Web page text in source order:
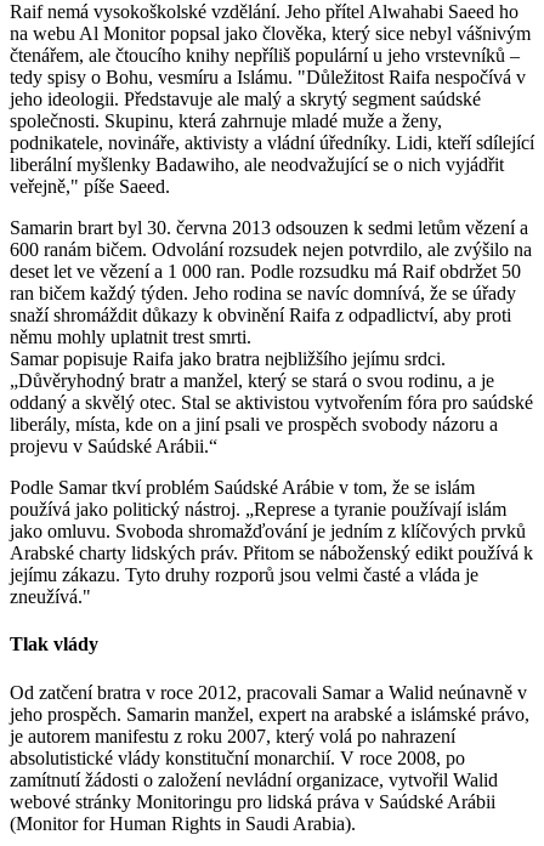
Raif nemá vysokoškolské vzdělání. Jeho přítel Alwahabi Saeed ho
na webu Al Monitor popsal jako člověka, který sice nebyl vášnivým
čtenářem, ale čtoucího knihy nepříliš populární u jeho vrstevníků –
tedy spisy o Bohu, vesmíru a Islámu. "Důležitost Raifa nespočívá v
jeho ideologii. Představuje ale malý a skrytý segment saúdské
společnosti. Skupinu, která zahrnuje mladé muže a ženy,
podnikatele, novináře, aktivisty a vládní úředníky. Lidi, kteří sdílející
liberální myšlenky Badawiho, ale neodvažující se o nich vyjádřit
veřejně," píše Saeed.
Samarin brart byl 30. června 2013 odsouzen k sedmi letům vězení a
600 ranám bičem. Odvolání rozsudek nejen potvrdilo, ale zvýšilo na
deset let ve vězení a 1 000 ran. Podle rozsudku má Raif obdržet 50
ran bičem každý týden. Jeho rodina se navíc domnívá, že se úřady
snaží shromáždit důkazy k obvinění Raifa z odpadlictví, aby proti
němu mohly uplatnit trest smrti.
Samar popisuje Raifa jako bratra nejbližšího jejímu srdci.
„Důvěryhodný bratr a manžel, který se stará o svou rodinu, a je
oddaný a skvělý otec. Stal se aktivistou vytvořením fóra pro saúdské
liberály, místa, kde on a jiní psali ve prospěch svobody názoru a
projevu v Saúdské Arábii.“
Podle Samar tkví problém Saúdské Arábie v tom, že se islám
používá jako politický nástroj. „Represe a tyranie používají islám
jako omluvu. Svoboda shromažďování je jedním z klíčových prvků
Arabské charty lidských práv. Přitom se náboženský edikt používá k
jejímu zákazu. Tyto druhy rozporů jsou velmi časté a vláda je
zneužívá."
Tlak vlády
Od zatčení bratra v roce 2012, pracovali Samar a Walid neúnavně v
jeho prospěch. Samarin manžel, expert na arabské a islámské právo,
je autorem manifestu z roku 2007, který volá po nahrazení
absolutistické vlády konstituční monarchií. V roce 2008, po
zamítnutí žádosti o založení nevládní organizace, vytvořil Walid
webové stránky Monitoringu pro lidská práva v Saúdské Arábii
(Monitor for Human Rights in Saudi Arabia).